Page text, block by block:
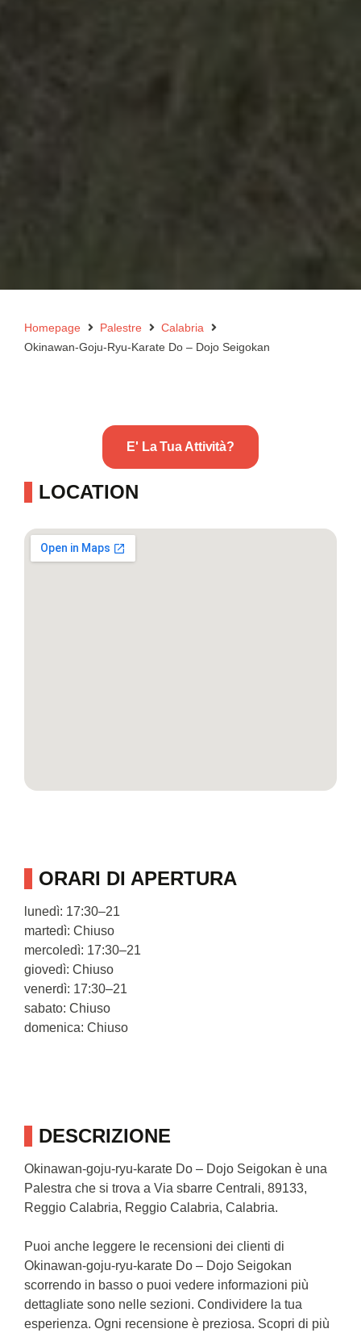
Homepage Palestre
Calabria
Okinawan-Goju-Ryu-Karate Do – Dojo Seigokan
DESCRIZIONE
Okinawan-goju-ryu-karate Do – Dojo Seigokan è una
Palestra che si trova a Via sbarre Centrali, 89133,
Reggio Calabria, Reggio Calabria, Calabria.
Puoi anche leggere le recensioni dei clienti di
Okinawan-goju-ryu-karate Do – Dojo Seigokan
scorrendo in basso o puoi vedere informazioni più
dettagliate sono nelle sezioni. Condividere la tua
esperienza. Ogni recensione è preziosa. Scopri di più
E' La Tua Attività?
LOCATION
ORARI DI APERTURA
lunedì: 17:30–21
martedì: Chiuso
mercoledì: 17:30–21
giovedì: Chiuso
venerdì: 17:30–21
sabato: Chiuso
domenica: Chiuso